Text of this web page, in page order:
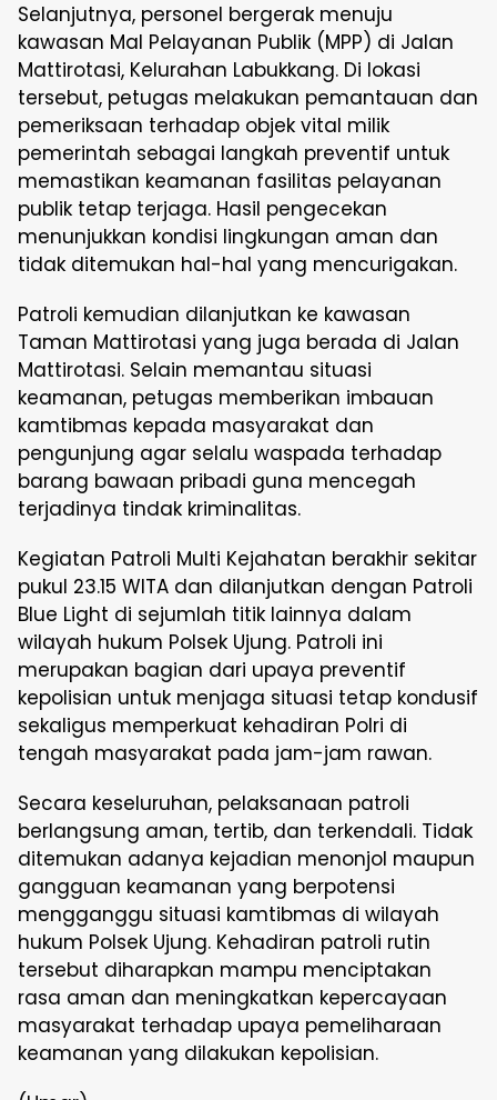
Selanjutnya, personel bergerak menuju
kawasan Mal Pelayanan Publik (MPP) di Jalan
Mattirotasi, Kelurahan Labukkang. Di lokasi
tersebut, petugas melakukan pemantauan dan
pemeriksaan terhadap objek vital milik
pemerintah sebagai langkah preventif untuk
memastikan keamanan fasilitas pelayanan
publik tetap terjaga. Hasil pengecekan
menunjukkan kondisi lingkungan aman dan
tidak ditemukan hal-hal yang mencurigakan.
Patroli kemudian dilanjutkan ke kawasan
Taman Mattirotasi yang juga berada di Jalan
Mattirotasi. Selain memantau situasi
keamanan, petugas memberikan imbauan
kamtibmas kepada masyarakat dan
pengunjung agar selalu waspada terhadap
barang bawaan pribadi guna mencegah
terjadinya tindak kriminalitas.
Kegiatan Patroli Multi Kejahatan berakhir sekitar
pukul 23.15 WITA dan dilanjutkan dengan Patroli
Blue Light di sejumlah titik lainnya dalam
wilayah hukum Polsek Ujung. Patroli ini
merupakan bagian dari upaya preventif
kepolisian untuk menjaga situasi tetap kondusif
sekaligus memperkuat kehadiran Polri di
tengah masyarakat pada jam-jam rawan.
Secara keseluruhan, pelaksanaan patroli
berlangsung aman, tertib, dan terkendali. Tidak
ditemukan adanya kejadian menonjol maupun
gangguan keamanan yang berpotensi
mengganggu situasi kamtibmas di wilayah
hukum Polsek Ujung. Kehadiran patroli rutin
tersebut diharapkan mampu menciptakan
rasa aman dan meningkatkan kepercayaan
masyarakat terhadap upaya pemeliharaan
keamanan yang dilakukan kepolisian.